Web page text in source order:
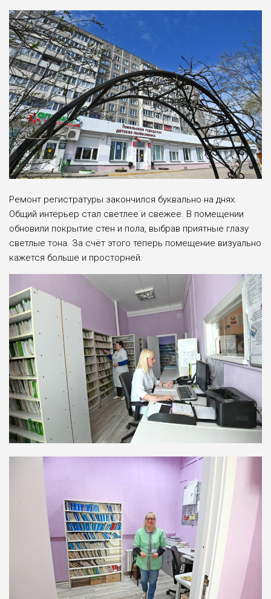
Ремонт регистратуры закончился буквально на днях.
Общий интерьер стал светлее и свежее. В поме­щении
обновили покрытие стен и пола, выбрав при­ятные глазу
светлые тона. За счёт этого теперь поме­щение визуально
кажется больше и просторней.